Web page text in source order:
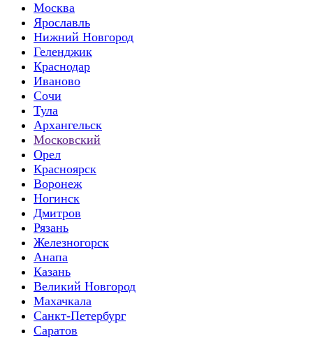
Москва
Ярославль
Нижний Новгород
Геленджик
Краснодар
Иваново
Сочи
Тула
Архангельск
Московский
Орел
Красноярск
Воронеж
Ногинск
Дмитров
Рязань
Железногорск
Анапа
Казань
Великий Новгород
Махачкала
Санкт-Петербург
Саратов